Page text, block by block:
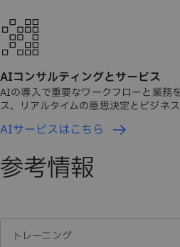
AIコンサルティングとサービス
AIの導入で重要なワークフローと業務
ス、リアルタイムの意思決定とビジネ
AIサービスはこちら
参考情報
トレーニング